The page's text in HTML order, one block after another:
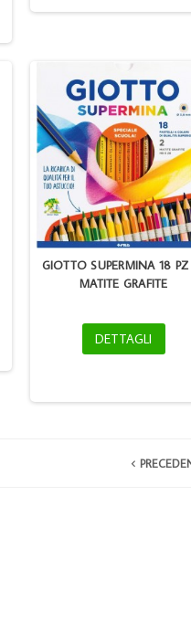
GIOTTO SUPERMINA 18
MATITE GRAFITE
DETTAGLI
